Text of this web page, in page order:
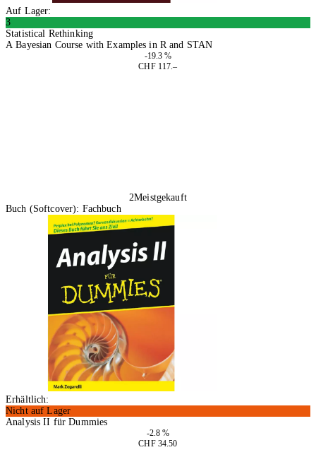
Auf Lager:
3
Statistical Rethinking
A Bayesian Course with Examples in R and STAN
-19.3 %
CHF 117.–
2Meistgekauft
Buch (Softcover): Fachbuch
Erhältlich:
Nicht auf Lager
Analysis II für Dummies
-2.8 %
CHF 34.50